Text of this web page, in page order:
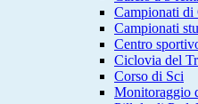
Campionati di
Campionati
Centro
Ciclovia del
Corso di Sci
Monitoraggio